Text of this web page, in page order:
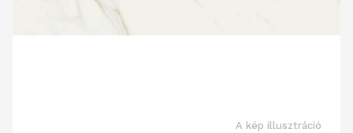
A kép illusztráció